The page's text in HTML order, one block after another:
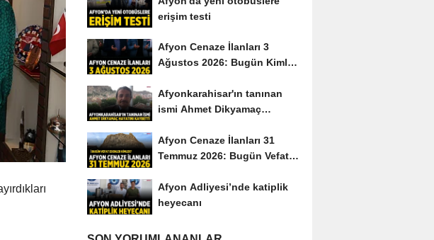
erişim testi
Afyon Cenaze İlanları 3
Ağustos 2026: Bugün Kimler
Afyonkarahisar'ın tanınan
ismi Ahmet Dikyamaç
Afyon Cenaze İlanları 31
Temmuz 2026: Bugün Vefat
Afyon Adliyesi’nde katiplik
heyecanı